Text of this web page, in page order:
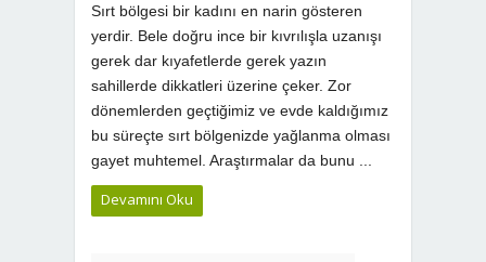
Sırt bölgesi bir kadını en narin gösteren
yerdir. Bele doğru ince bir kıvrılışla uzanışı
gerek dar kıyafetlerde gerek yazın
sahillerde dikkatleri üzerine çeker. Zor
dönemlerden geçtiğimiz ve evde kaldığımız
bu süreçte sırt bölgenizde yağlanma olması
gayet muhtemel. Araştırmalar da bunu ...
Devamını Oku